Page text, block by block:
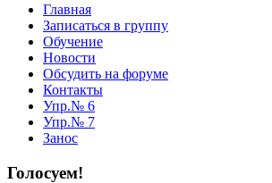
Главная
Записаться в группу
Обучение
Новости
Обсудить на форуме
Контакты
Упр.№ 6
Упр.№ 7
Занос
Голосуем!